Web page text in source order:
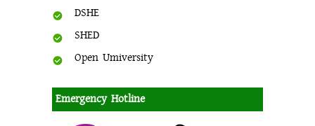
DSHE
SHED
Open Umiversity
Emergency Hotline